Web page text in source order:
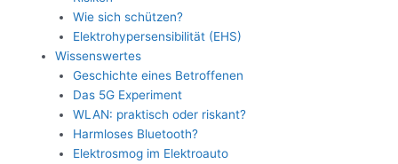
Wie sich schützen?
Elektrohypersensibilität (EHS)
Wissenswertes
Geschichte eines Betroffenen
Das 5G Experiment
WLAN: praktisch oder riskant?
Harmloses Bluetooth?
Elektrosmog im Elektroauto